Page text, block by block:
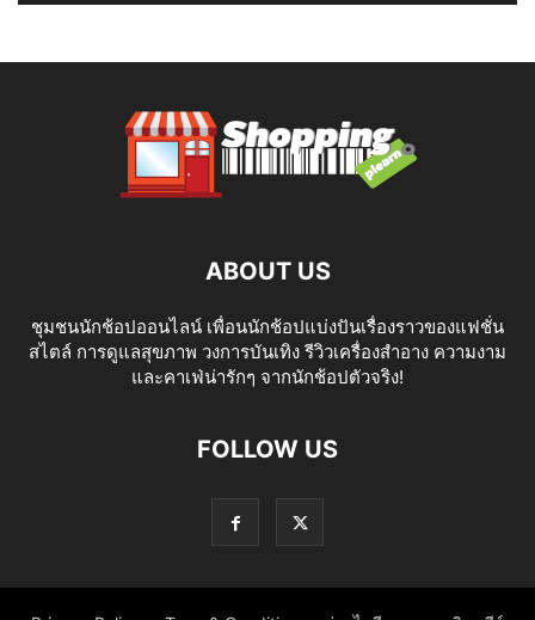
ABOUT US
ชุมชนนักช้อปออนไลน์ เพื่อนนักช้อปแบ่งปันเรื่องราวของแฟชั่น
สไตล์ การดูแลสุขภาพ วงการบันเทิง รีวิวเครื่องสำอาง ความงาม
และคาเฟ่น่ารักๆ จากนักช้อปตัวจริง!
FOLLOW US